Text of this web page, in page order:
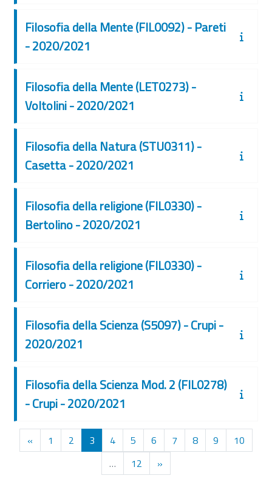
Filosofia della Mente (FIL0092) - Pareti
- 2020/2021
Filosofia della Mente (LET0273) -
Voltolini - 2020/2021
Filosofia della Natura (STU0311) -
Casetta - 2020/2021
Filosofia della religione (FIL0330) -
Bertolino - 2020/2021
Filosofia della religione (FIL0330) -
Corriero - 2020/2021
Filosofia della Scienza (S5097) - Crupi -
2020/2021
Filosofia della Scienza Mod. 2 (FIL0278)
- Crupi - 2020/2021
« Pagina precedente
1 Pagina 1
2 Pagina 2
3 Pagina 3
4Pagina 4
5 Pagina 5
6 Pagina 6
7 Pagina 7
8Pagina 8
9 Pagina 9
10
…
12 Pagina 12
»Pagina successiva